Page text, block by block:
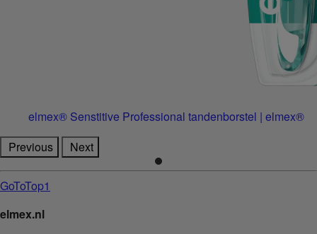
elmex® Senstitive Professional tandenborstel | elmex®
Previous
Next
GoToTop1
elmex.nl